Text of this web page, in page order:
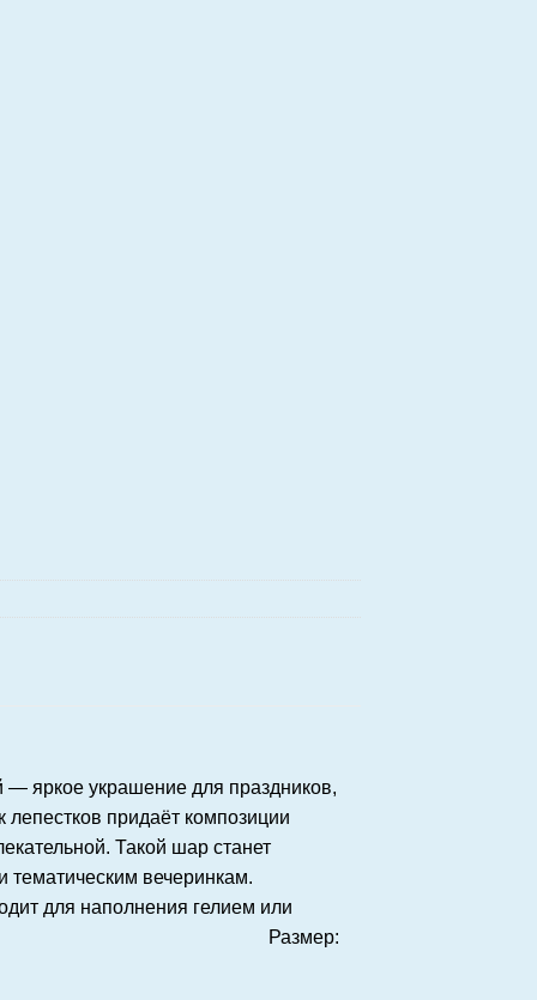
яркое украшение для праздников,
придаёт композиции
Такой шар станет
тематическим вечеринкам.
для наполнения гелием или